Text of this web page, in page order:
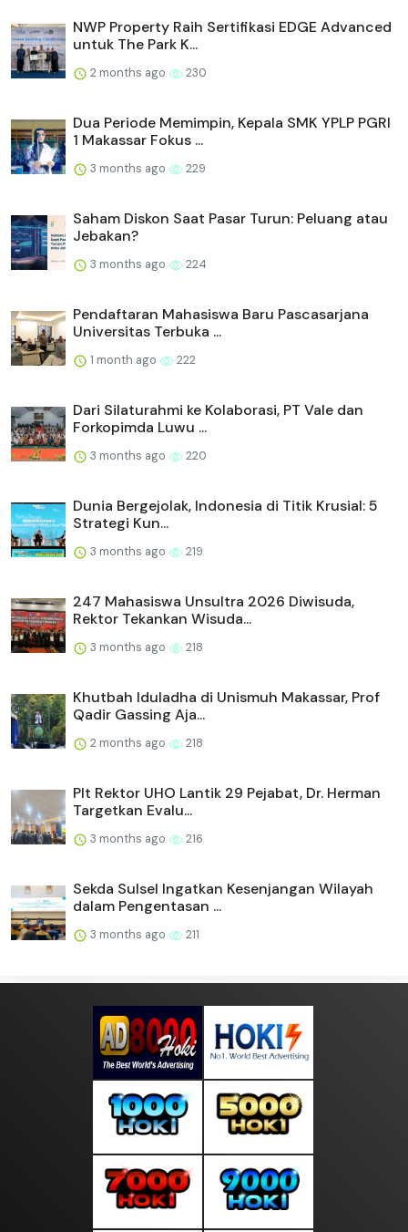
NWP Property Raih Sertifikasi EDGE Advanced
untuk The Park K...
2 months ago 230
Dua Periode Memimpin, Kepala SMK YPLP PGRI
1 Makassar Fokus ...
3 months ago 229
Saham Diskon Saat Pasar Turun: Peluang atau
Jebakan?
3 months ago 224
Pendaftaran Mahasiswa Baru Pascasarjana
Universitas Terbuka ...
1 month ago 222
Dari Silaturahmi ke Kolaborasi, PT Vale dan
Forkopimda Luwu ...
3 months ago 220
Dunia Bergejolak, Indonesia di Titik Krusial: 5
Strategi Kun...
3 months ago 219
247 Mahasiswa Unsultra 2026 Diwisuda,
Rektor Tekankan Wisuda...
3 months ago 218
Khutbah Iduladha di Unismuh Makassar, Prof
Qadir Gassing Aja...
2 months ago 218
Plt Rektor UHO Lantik 29 Pejabat, Dr. Herman
Targetkan Evalu...
3 months ago 216
Sekda Sulsel Ingatkan Kesenjangan Wilayah
dalam Pengentasan ...
3 months ago 211